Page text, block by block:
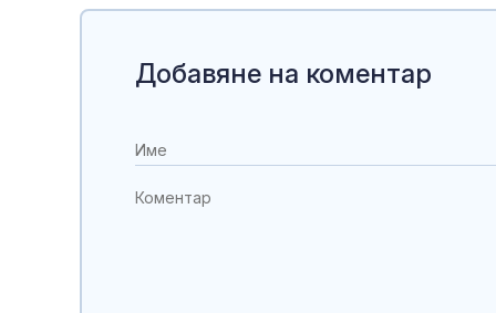
Добавяне на коментар